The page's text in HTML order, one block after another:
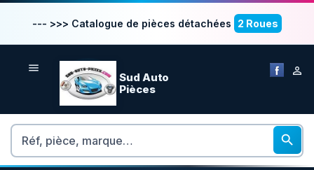
--- >>> Catalogue de pièces détachées 2 Roues
 
Sud Auto
Pièces
Rechercher
